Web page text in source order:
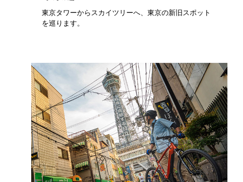
東京タワーからスカイツリーへ、東京の新旧スポット
を巡ります。